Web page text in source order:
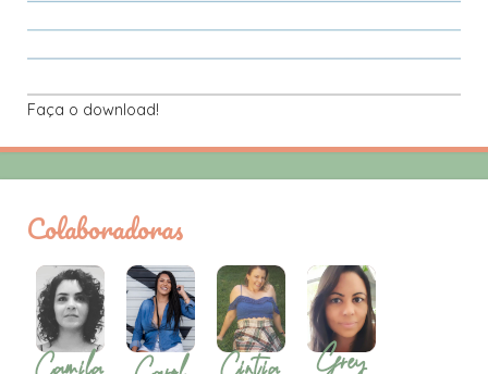
Faça o download!
Colaboradoras